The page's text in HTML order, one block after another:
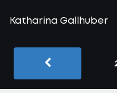
Katharina Gallhuber